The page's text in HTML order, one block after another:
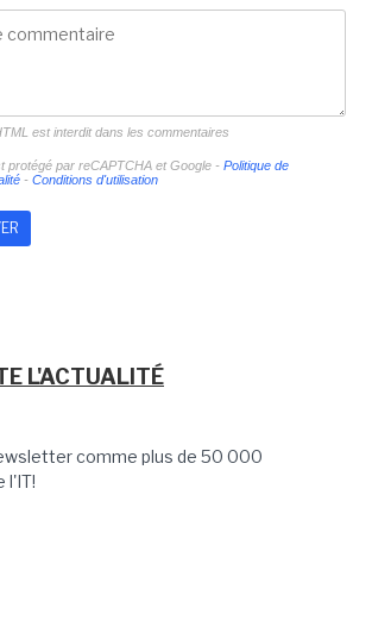
est interdit dans les commentaires
protégé par reCAPTCHA et Google - Politique de
- Conditions d'utilisation
L'ACTUALITÉ
comme plus de 50 000
l'IT!